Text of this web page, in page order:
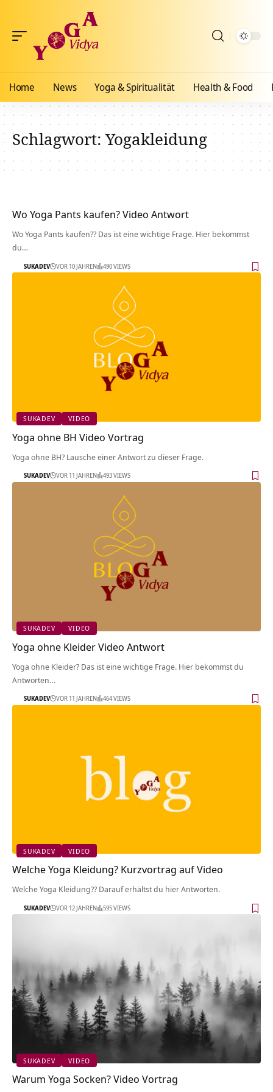
Home News Yoga & Spiritualität Health & Food
Schlagwort:Yogakleidung
Wo Yoga Pants kaufen? Video Antwort
Wo Yoga Pants kaufen?? Das ist eine wichtige Frage. Hier bekommst
du…
SUKADEV VOR 10 JAHREN 490 VIEWS
SUKADEV VIDEO
Yoga ohne BH Video Vortrag
Yoga ohne BH? Lausche einer Antwort zu dieser Frage.
SUKADEV VOR 11 JAHREN 493 VIEWS
SUKADEV VIDEO
Yoga ohne Kleider Video Antwort
Yoga ohne Kleider? Das ist eine wichtige Frage. Hier bekommst du
Antworten…
SUKADEV VOR 11 JAHREN 464 VIEWS
SUKADEV VIDEO
Welche Yoga Kleidung? Kurzvortrag auf Video
Welche Yoga Kleidung?? Darauf erhältst du hier Antworten.
SUKADEV VOR 12 JAHREN 595 VIEWS
SUKADEV VIDEO
Warum Yoga Socken? Video Vortrag